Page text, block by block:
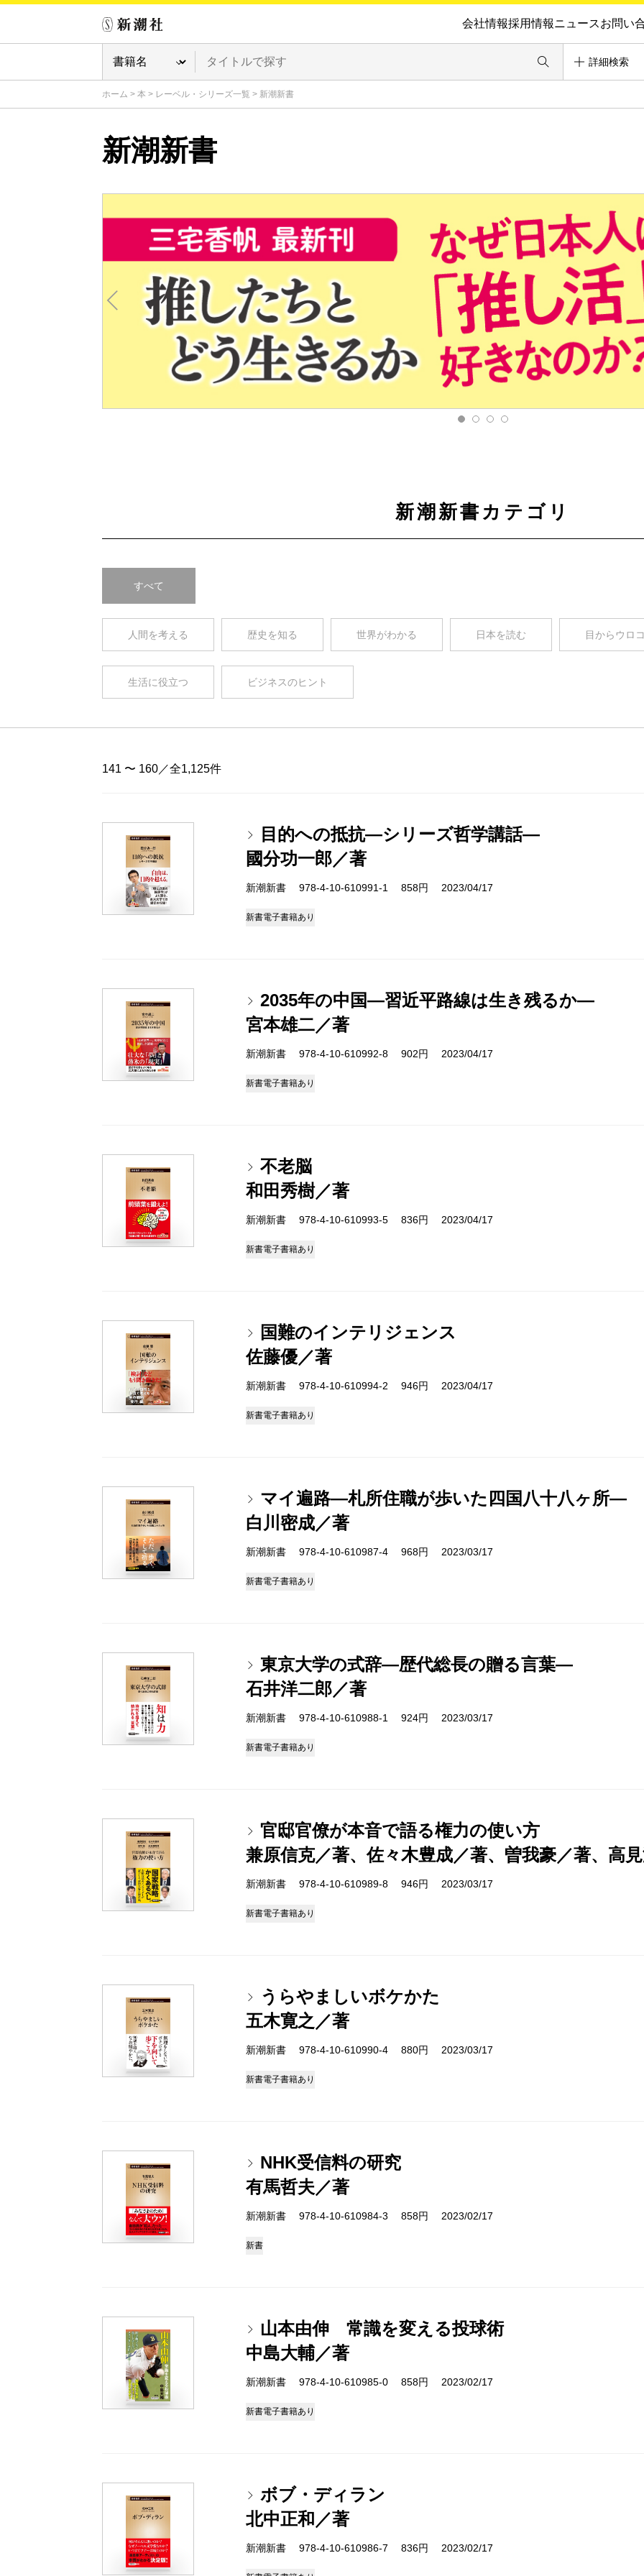
会社情報採用情報ニュースお問い
詳細検索
ホーム > 本 > レーベル・シリーズ一覧 > 新潮新書
新潮新書
新潮新書カテゴリ
すべて
人間を考える 歴史を知る 世界がわかる 日本を読む 目からウロコ
生活に役立つ ビジネスのヒント
141 〜 160／全1,125件
目的への抵抗―シリーズ哲学講話―
國分功一郎／著
新潮新書 978-4-10-610991-1 858円 2023/04/17
新書電子書籍あり
2035年の中国―習近平路線は生き残るか―
宮本雄二／著
新潮新書 978-4-10-610992-8 902円 2023/04/17
新書電子書籍あり
不老脳
和田秀樹／著
新潮新書 978-4-10-610993-5 836円 2023/04/17
新書電子書籍あり
国難のインテリジェンス
佐藤優／著
新潮新書 978-4-10-610994-2 946円 2023/04/17
新書電子書籍あり
マイ遍路―札所住職が歩いた四国八十八ヶ所―
白川密成／著
新潮新書 978-4-10-610987-4 968円 2023/03/17
新書電子書籍あり
東京大学の式辞―歴代総長の贈る言葉―
石井洋二郎／著
新潮新書 978-4-10-610988-1 924円 2023/03/17
新書電子書籍あり
官邸官僚が本音で語る権力の使い方
兼原信克／著、佐々木豊成／著、曽我豪／著、高
新潮新書 978-4-10-610989-8 946円 2023/03/17
新書電子書籍あり
うらやましいボケかた
五木寛之／著
新潮新書 978-4-10-610990-4 880円 2023/03/17
新書電子書籍あり
NHK受信料の研究
有馬哲夫／著
新潮新書 978-4-10-610984-3 858円 2023/02/17
新書
山本由伸 常識を変える投球術
中島大輔／著
新潮新書 978-4-10-610985-0 858円 2023/02/17
新書電子書籍あり
ボブ・ディラン
北中正和／著
新潮新書 978-4-10-610986-7 836円 2023/02/17